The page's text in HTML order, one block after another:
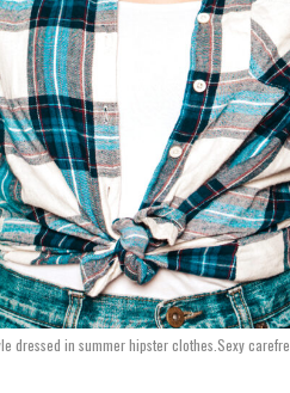
dressed in summer hipster clothes.Sexy